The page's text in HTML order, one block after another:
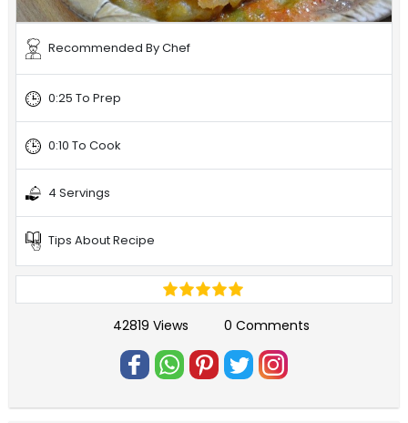
Recommended By Chef
0:25 To Prep
0:10 To Cook
4 Servings
Tips About Recipe
42819 Views 0 Comments